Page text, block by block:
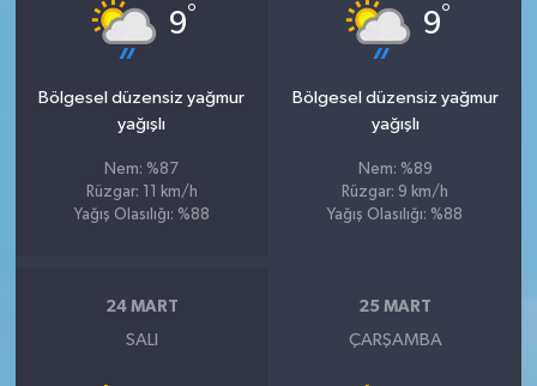
9°
Bölgesel düzensiz yağmur
yağışlı
Nem: %87
Rüzgar: 11 km/h
Yağış Olasılığı: %88
9°
Bölgesel düzensiz yağmur
yağışlı
Nem: %89
Rüzgar: 9 km/h
Yağış Olasılığı: %88
24 MART
SALI
25 MART
ÇARŞAMBA